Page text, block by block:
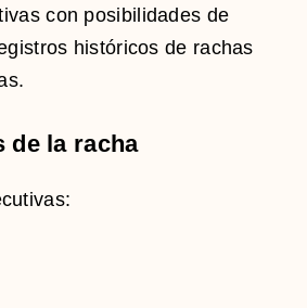
con posibilidades de
históricos de rachas
de la racha